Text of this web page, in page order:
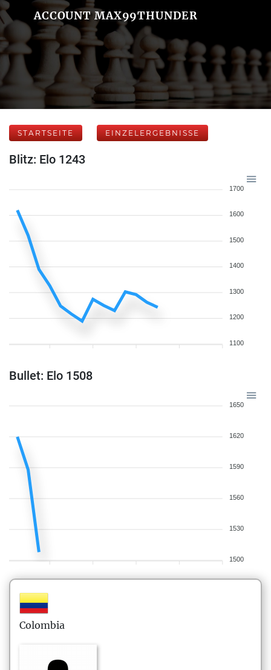
ACCOUNT MAX99THUNDER
STARTSEITE EINZELERGEBNISSE
Blitz: Elo 1243
1700
1600
1500
1400
1300
1200
1100
Bullet: Elo 1508
1650
1620
1590
1560
1530
1500
Colombia